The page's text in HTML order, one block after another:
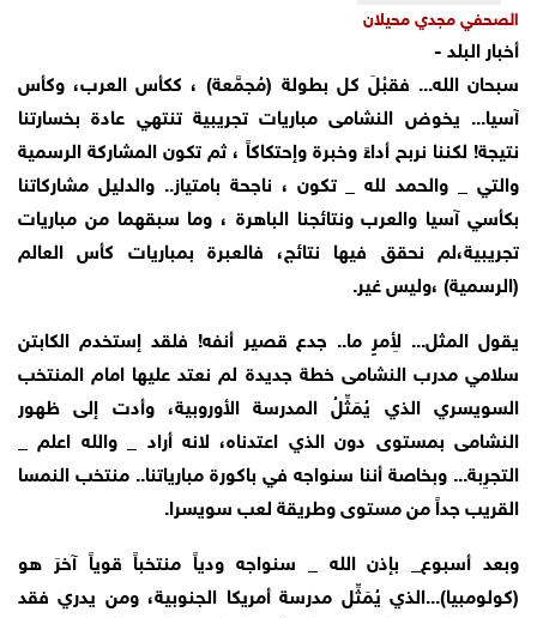
الصحفي مجدي محيلان
أخبار البلد -
سبحان الله... فقبْلَ كل بطولة (مُجمَّعة) ، ككأس العرب، وكأس
آسيا... يخوض النشامى مباريات تجريبية تنتهي عادة بخسارتنا
نتيجة! لكننا نربح أداءً وخبرة وإحتكاكاً ، ثم تكون المشاركة الرسمية
والتي _ والحمد لله _ تكون ، ناجحة بامتياز.. والدليل مشاركاتنا
بكأسي آسيا والعرب ونتائجنا الباهرة ، وما سبقهما من مباريات
تجريبية،لم نحقق فيها نتائج، فالعبرة بمباريات كأس العالم
(الرسمية) ،وليس غير.
يقول المثل... لأِمرٍ ما.. جدع قصير أنفه! فلقد إستخدم الكابتن
سلامي مدرب النشامى خطة جديدة لم نعتد عليها امام المنتخب
السويسري الذي يُمَثِّلُ المدرسة الأوروبية، وأدت إلى ظهور
النشامى بمستوى دون الذي اعتدناه، لانه أراد _ والله اعلم _
التجرِبة... وبخاصة أننا سنواجه في باكورة مبارياتنا.. منتخب النمسا
القريب جداً من مستوى وطريقة لعب سويسرا.
وبعد أسبوع_ بإذن الله _ سنواجه ودياً منتخباً قوياً آخرَ هو
(كولومبيا)...الذي يُمَثِّل مدرسة أمريكا الجنوبية، ومن يدري فقد